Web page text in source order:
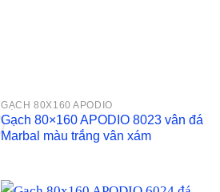
GẠCH 80X160 APODIO
Gạch 80×160 APODIO 8023 vân đá
Marbal màu trắng vân xám